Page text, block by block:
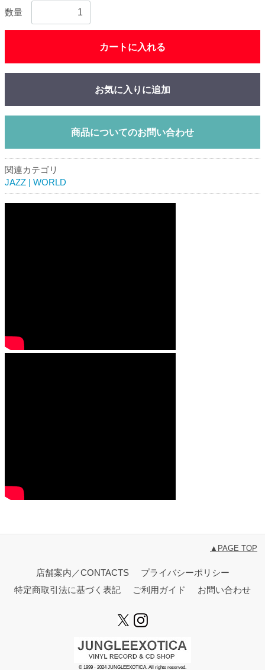
数量
カートに入れる
お気に入りに追加
商品についてのお問い合わせ
関連カテゴリ
JAZZ | WORLD
▲PAGE TOP
店舗案内／CONTACTS
プライバシーポリシー
特定商取引法に基づく表記
ご利用ガイド お問い合わせ
© 1999 - 2024 JUNGLEEXOTICA. All rights reserved.